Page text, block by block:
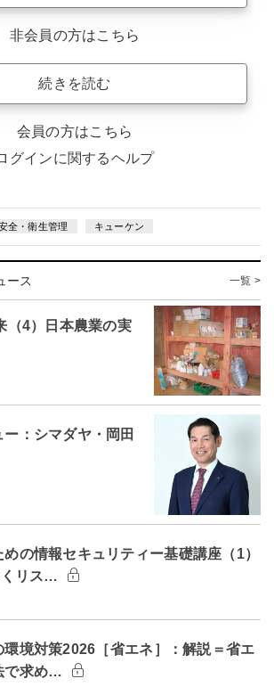
非会員の方はこちら
続きを読む
会員の方はこちら
グインに関するヘルプ
全・衛生管理 キューケン
ース 一覧 >
（4）日本農業の実
ー：シマダヤ・岡田
の情報セキュリティー基礎講座（1）
くリス…
境対策2026［省エネ］：解説＝省エ
で求め…